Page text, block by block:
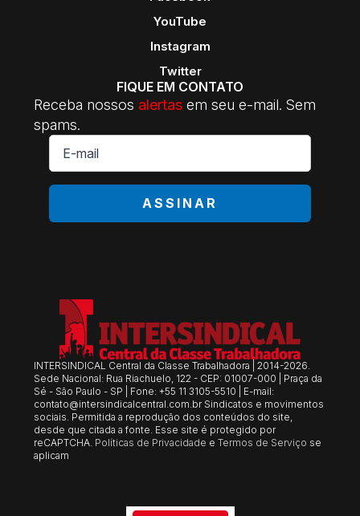
YouTube
Instagram
Twitter
FIQUE EM CONTATO
Receba nossos alertas em seu e-mail. Sem
spams.
E-
mail
ASSINAR
INTERSINDICAL Central da Classe Trabalhadora | 2014-2026.
Sede Nacional: Rua Riachuelo, 122 - CEP: 01007-000 | Praça da
Sé - São Paulo - SP | Fone: +55 11 3105-5510 | E-mail:
contato@intersindicalcentral.com.br Sindicatos e movimentos
sociais. Permitida a reprodução dos conteúdos do site,
desde que citada a fonte. Esse site é protegido por
reCAPTCHA. Políticas de Privacidade eTermos de Serviço se
aplicam